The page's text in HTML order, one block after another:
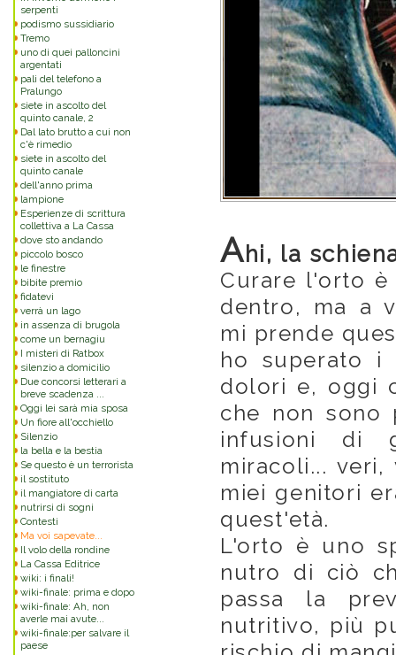
serpenti
podismo sussidiario
Tremo
uno di quei palloncini
argentati
pali del telefono a
Pralungo
siete in ascolto del
quinto canale, 2
Dal lato brutto a cui non
c'è rimedio
siete in ascolto del
quinto canale
dell'anno prima
lampione
Esperienze di scrittura
collettiva a La Cassa
dove sto andando
piccolo bosco
le finestre
bibite premio
fidatevi
verrà un lago
in assenza di brugola
come un bernagiu
I misteri di Ratbox
silenzio a domicilio
Due concorsi letterari a
breve scadenza ...
Oggi lei sarà mia sposa
Un fiore all'occhiello
Silenzio
la bella e la bestia
Se questo è un terrorista
il sostituto
il mangiatore di carta
nutrirsi di sogni
Contesti
Ma voi sapevate...
Il volo della rondine
La Cassa Editrice
wiki: i finali!
wiki-finale: prima e dopo
wiki-finale: Ah, non
averle mai avute...
wiki-finale:per salvare il
paese
Ahi, la
Curare l'orto
dentro, ma a
mi prende
ho superato i
dolori e, oggi
che non sono
infusioni di
miracoli...
miei genitori
quest'età.
L'orto è uno
nutro di ciò
passa la
nutritivo, più